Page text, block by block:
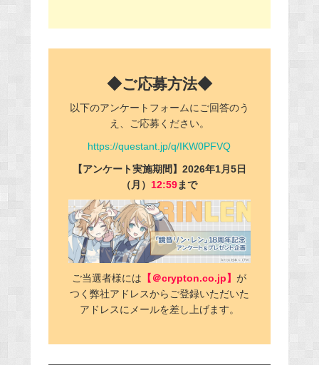
◆ご応募方法◆
以下のアンケートフォームにご回答のう
え、ご応募ください。
https://questant.jp/q/IKW0PFVQ
【アンケート実施期間】2026年1月5日
（月）12:59まで
ご当選者様には 【＠crypton.co.jp】が
つく弊社アドレスからご登録いただいた
アドレスにメールを差し上げます。